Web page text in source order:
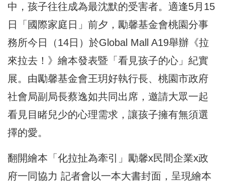
中，孩子往往成為最沈默的受害者。適逢5月15
日「國際家庭日」前夕，勵馨基金會桃園分事
務所今日（14日）於Global Mall A19舉辦《拉
來拉去！》繪本發表暨「看見孩子的心」紀實
展。由勵馨基金會王玥好執行長、桃園市政府
社會局副局長蔡逸如共同出席，邀請大眾一起
看見目睹兒少的心理需求，讓孩子擁有無須選
擇的愛。
翻開繪本「化拉扯為牽引」勵馨x民間企業x政
府一同協力 記者會以一本大書封面，呈現繪本